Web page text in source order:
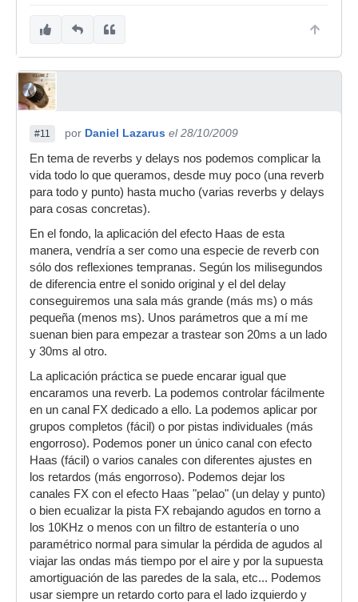
#11 por Daniel Lazarus el 28/10/2009
En tema de reverbs y delays nos podemos complicar la
vida todo lo que queramos, desde muy poco (una reverb
para todo y punto) hasta mucho (varias reverbs y delays
para cosas concretas).
En el fondo, la aplicación del efecto Haas de esta
manera, vendría a ser como una especie de reverb con
sólo dos reflexiones tempranas. Según los milisegundos
de diferencia entre el sonido original y el del delay
conseguiremos una sala más grande (más ms) o más
pequeña (menos ms). Unos parámetros que a mí me
suenan bien para empezar a trastear son 20ms a un lado
y 30ms al otro.
La aplicación práctica se puede encarar igual que
encaramos una reverb. La podemos controlar fácilmente
en un canal FX dedicado a ello. La podemos aplicar por
grupos completos (fácil) o por pistas individuales (más
engorroso). Podemos poner un único canal con efecto
Haas (fácil) o varios canales con diferentes ajustes en
los retardos (más engorroso). Podemos dejar los
canales FX con el efecto Haas "pelao" (un delay y punto)
o bien ecualizar la pista FX rebajando agudos en torno a
los 10KHz o menos con un filtro de estantería o uno
paramétrico normal para simular la pérdida de agudos al
viajar las ondas más tiempo por el aire y por la supuesta
amortiguación de las paredes de la sala, etc... Podemos
usar siempre un retardo corto para el lado izquierdo y